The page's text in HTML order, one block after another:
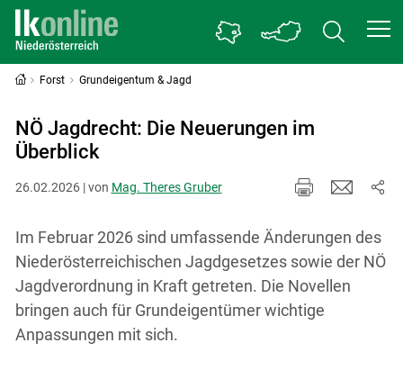
Forst Grundeigentum & Jagd
NÖ Jagdrecht: Die Neuerungen im
Überblick
26.02.2026 | von Mag. Theres Gruber
Im Februar 2026 sind umfassende Änderungen des
Niederösterreichischen Jagdgesetzes sowie der NÖ
Jagdverordnung in Kraft getreten. Die Novellen
bringen auch für Grundeigentümer wichtige
Anpassungen mit sich.